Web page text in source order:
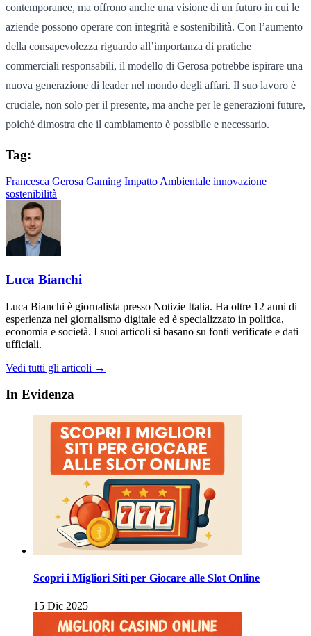
contemporanee, ma offrono anche una visione di un futuro in cui le
aziende possono operare con integrità e sostenibilità. Con l’aumento
della consapevolezza riguardo all’importanza di pratiche
commerciali responsabili, il modello di Gerosa potrebbe ispirare una
nuova generazione di leader nel mondo degli affari. Il suo lavoro è
cruciale, non solo per il presente, ma anche per le generazioni future,
poiché dimostra che il cambiamento è possibile e necessario.
Tag:
Francesca Gerosa Gaming Impatto Ambientale innovazione
sostenibilità
Luca Bianchi
Luca Bianchi è giornalista presso Notizie Italia. Ha oltre 12 anni di
esperienza nel giornalismo digitale ed è specializzato in politica,
economia e società. I suoi articoli si basano su fonti verificate e dati
ufficiali.
Vedi tutti gli articoli →
In Evidenza
Scopri i Migliori Siti per Giocare alle Slot Online
15 Dic 2025